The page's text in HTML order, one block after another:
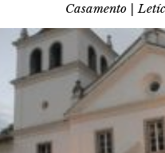
Casamento |